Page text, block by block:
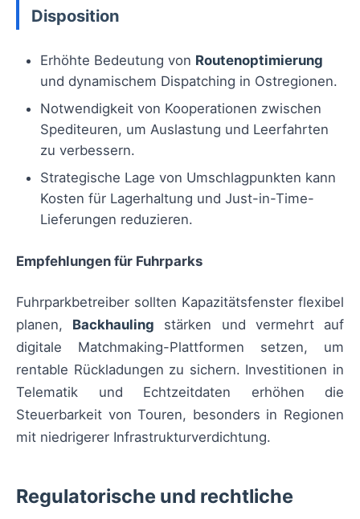
Disposition
Erhöhte Bedeutung von Routenoptimierung
und dynamischem Dispatching in Ostregionen.
Notwendigkeit von Kooperationen zwischen
Spediteuren, um Auslastung und Leerfahrten
zu verbessern.
Strategische Lage von Umschlagpunkten kann
Kosten für Lagerhaltung und Just-in-Time-
Lieferungen reduzieren.
Empfehlungen für Fuhrparks
Fuhrparkbetreiber sollten Kapazitätsfenster flexibel
planen, Backhauling stärken und vermehrt auf
digitale Matchmaking-Plattformen setzen, um
rentable Rückladungen zu sichern. Investitionen in
Telematik und Echtzeitdaten erhöhen die
Steuerbarkeit von Touren, besonders in Regionen
mit niedrigerer Infrastrukturverdichtung.
Regulatorische und rechtliche